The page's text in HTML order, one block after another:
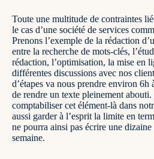
Toute une multitude de contraintes
le cas d’une société de services
Prenons l’exemple de la rédaction
entre la recherche de mots-clés,
rédaction, l’optimisation, la mise en
différentes discussions avec nos
d’étapes va nous prendre environ
de rendre un texte pleinement
comptabiliser cet élément-là dans
aussi garder à l’esprit la limite en
ne pourra ainsi pas écrire une dizaine
semaine.